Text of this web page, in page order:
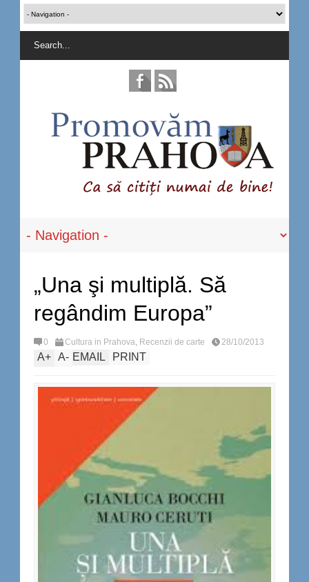
„Una şi multiplă. Să
regândim Europa”
0 Cultura in Prahova, Recenzii de carte 28/10/2013
A+ A- EMAIL PRINT